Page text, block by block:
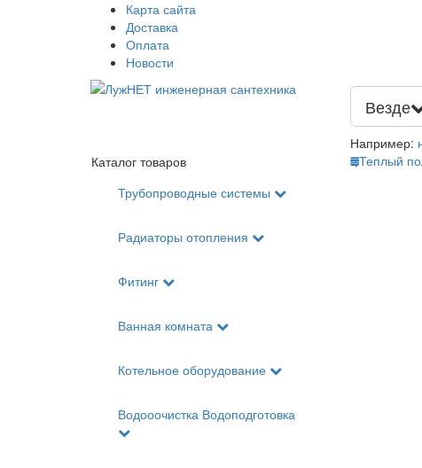
Карта сайта
Доставка
Оплата
Новости
Везде
Например:
Теплый
Каталог товаров
Трубопроводные системы
Радиаторы отопления
Фитинг
Ванная комната
Котельное оборудование
Водооочистка Водоподготовка